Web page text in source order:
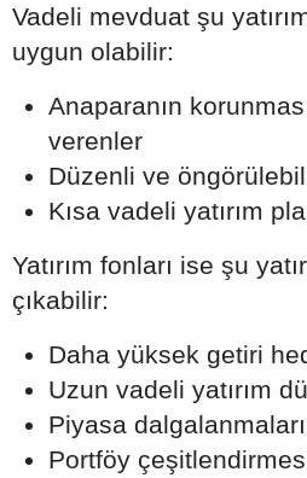
Vadeli mevduat şu
uygun olabilir:
Anaparanın
verenler
Düzenli ve
Kısa vadeli yatırım
Yatırım fonları ise şu
çıkabilir:
Daha yüksek getiri
Uzun vadeli yatırım
Piyasa
Portföy